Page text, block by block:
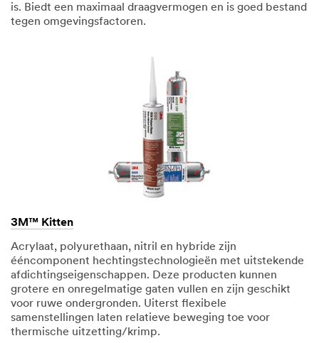
is. Biedt een maximaal draagvermogen en is goed bestand
tegen omgevingsfactoren.
3M™ Kitten
Acrylaat, polyurethaan, nitril en hybride zijn
ééncomponent hechtingstechnologieën met uitstekende
afdichtingseigenschappen. Deze producten kunnen
grotere en onregelmatige gaten vullen en zijn geschikt
voor ruwe ondergronden. Uiterst flexibele
samenstellingen laten relatieve beweging toe voor
thermische uitzetting/krimp.